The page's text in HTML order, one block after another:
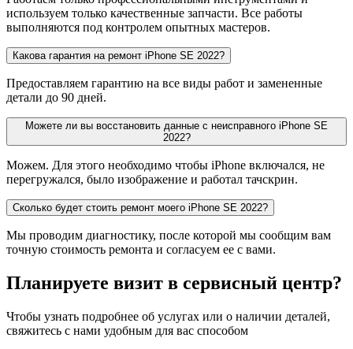
используем только качественные запчасти. Все работы
выполняются под контролем опытных мастеров.
Какова гарантия на ремонт iPhone SE 2022?
Предоставляем гарантию на все виды работ и замененные
детали до 90 дней.
Можете ли вы восстановить данные с неисправного iPhone SE
2022?
Можем. Для этого необходимо чтобы iPhone включался, не
перегружался, было изображение и работал тачскрин.
Сколько будет стоить ремонт моего iPhone SE 2022?
Мы проводим диагностику, после которой мы сообщим вам
точную стоимость ремонта и согласуем ее с вами.
Планируете визит в сервисный центр?
Чтобы узнать подробнее об услугах или о наличии деталей,
свяжитесь с нами удобным для вас способом